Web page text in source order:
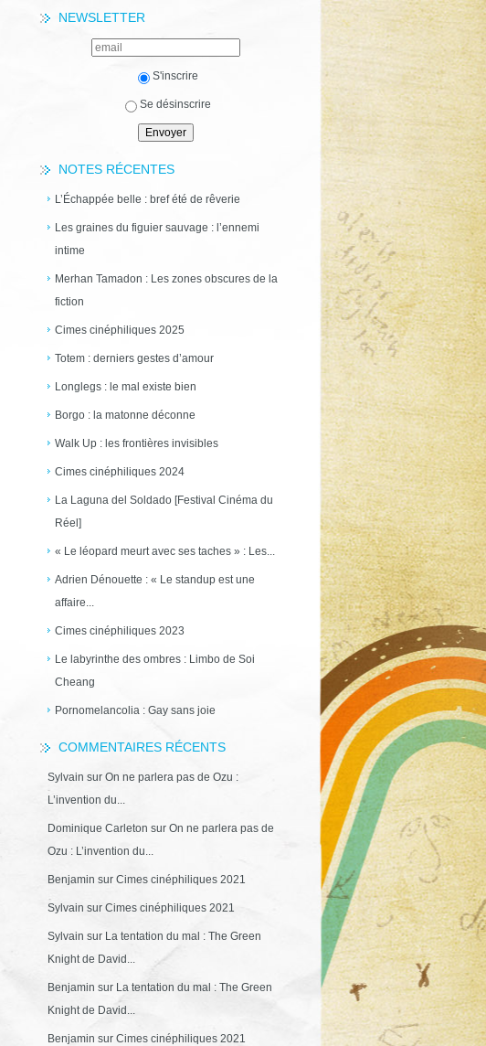
NEWSLETTER
S'inscrire
Se désinscrire
NOTES RÉCENTES
L’Échappée belle : bref été de rêverie
Les graines du figuier sauvage : l’ennemi
intime
Merhan Tamadon : Les zones obscures de la
fiction
Cimes cinéphiliques 2025
Totem : derniers gestes d’amour
Longlegs : le mal existe bien
Borgo : la matonne déconne
Walk Up : les frontières invisibles
Cimes cinéphiliques 2024
La Laguna del Soldado [Festival Cinéma du
Réel]
« Le léopard meurt avec ses taches » : Les...
Adrien Dénouette : « Le standup est une
affaire...
Cimes cinéphiliques 2023
Le labyrinthe des ombres : Limbo de Soi
Cheang
Pornomelancolia : Gay sans joie
COMMENTAIRES RÉCENTS
Sylvain sur On ne parlera pas de Ozu :
L’invention du...
Dominique Carleton sur On ne parlera pas de
Ozu : L’invention du...
Benjamin sur Cimes cinéphiliques 2021
Sylvain sur Cimes cinéphiliques 2021
Sylvain sur La tentation du mal : The Green
Knight de David...
Benjamin sur La tentation du mal : The Green
Knight de David...
Benjamin sur Cimes cinéphiliques 2021